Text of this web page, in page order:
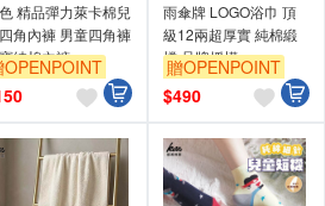
精品彈力萊卡棉兒
角內褲 男童四角褲
純棉內褲
OPENPOINT
雨傘牌 LOGO浴巾 頂
級12兩超厚實 純棉緞
檔 品牌授權
贈OPENPOINT
$490